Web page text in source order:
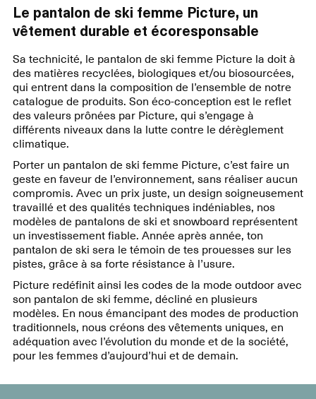
Le pantalon de ski femme Picture, un
vêtement durable et écoresponsable
Sa technicité, le pantalon de ski femme Picture la doit à
des matières recyclées, biologiques et/ou biosourcées,
qui entrent dans la composition de l’ensemble de notre
catalogue de produits. Son éco-conception est le reflet
des valeurs prônées par Picture, qui s’engage à
différents niveaux dans la lutte contre le dérèglement
climatique.
Porter un pantalon de ski femme Picture, c’est faire un
geste en faveur de l’environnement, sans réaliser aucun
compromis. Avec un prix juste, un design soigneusement
travaillé et des qualités techniques indéniables, nos
modèles de pantalons de ski et snowboard représentent
un investissement fiable. Année après année, ton
pantalon de ski sera le témoin de tes prouesses sur les
pistes, grâce à sa forte résistance à l’usure.
Picture redéfinit ainsi les codes de la mode outdoor avec
son pantalon de ski femme, décliné en plusieurs
modèles. En nous émancipant des modes de production
traditionnels, nous créons des vêtements uniques, en
adéquation avec l’évolution du monde et de la société,
pour les femmes d’aujourd’hui et de demain.